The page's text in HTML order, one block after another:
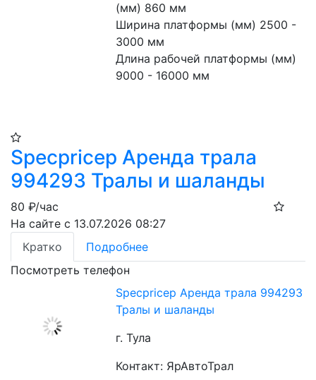
(мм) 860 мм
Ширина платформы (мм) 2500 -
3000 мм
Длина рабочей платформы (мм)
9000 - 16000 мм
​Specpricep Аренда трала
994293 Тралы и шаланды
80 ₽/час
На сайте с 13.07.2026 08:27
Кратко
Подробнее
Посмотреть телефон
​Specpricep Аренда трала 994293
Тралы и шаланды
г. Тула
Контакт: ЯрАвтоТрал